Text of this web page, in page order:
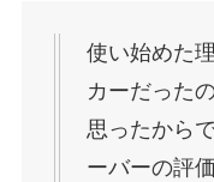
使い始めた
カーだった
思ったから
ーバーの評